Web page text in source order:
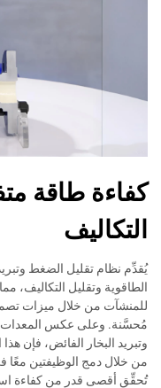
كفاءة طاقة
التكاليف
يُقدِّم نظام تقليل الضغط
الطاقوية وتقليل التكاليف،
للمنشآت من خلال ميزات
مُحسَّنة. وعلى عكس المعدات
وتبريد البخار الفائض، فإن
من خلال دمج الوظيفتين معًا
تُحقِّق أقصى قدر من كفاءة